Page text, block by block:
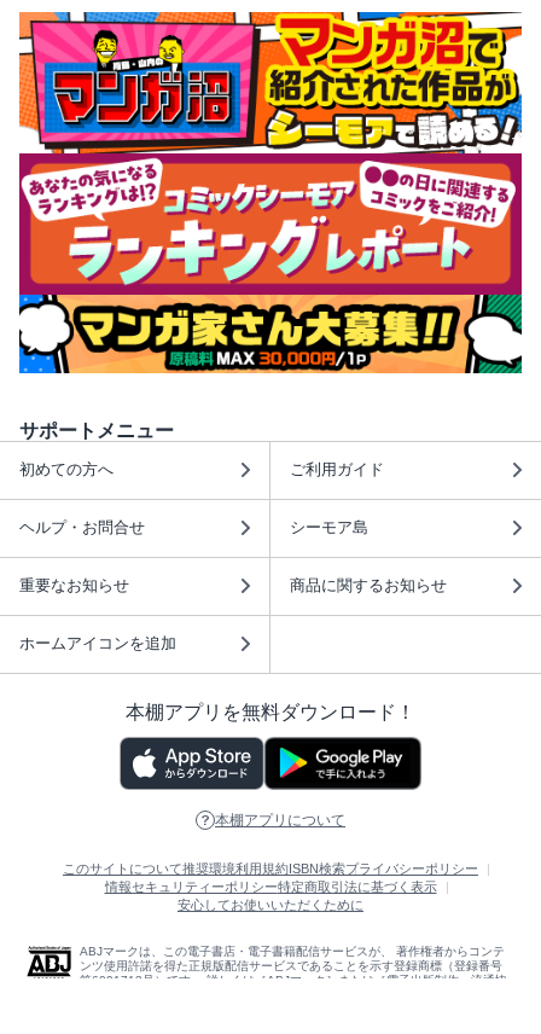
サポートメニュー
初めての方へ ご利用ガイド
ヘルプ・お問合せ シーモア島
重要なお知らせ 商品に関するお知らせ
ホームアイコンを追加
本棚アプリを無料ダウンロード！
本棚アプリについて
このサイトについて推奨環境利用規約 ISBN検索プライバシーポリシー
情報セキュリティーポリシー特定商取引法に基づく表示
安心してお使いいただくために
ABJマークは、この電子書店・電子書籍配信サービスが、 著作権者からコンテ
ンツ使用許諾を得た正規版配信サービスであることを示す登録商標（登録番号
第6091713号）です。 詳しくは［ABJマーク］または［電子出版制作・流通協